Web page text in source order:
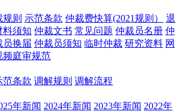
则 示范条款 仲裁费快算(2021规则）
退
料须知 仲裁文书 常见问题 仲裁员名册 仲
员换届 仲裁员须知 临时仲裁 研究资料 网
频庭审规范
范条款 调解规则 调解流程
年新闻 2024年新闻 2023年新闻 2022年